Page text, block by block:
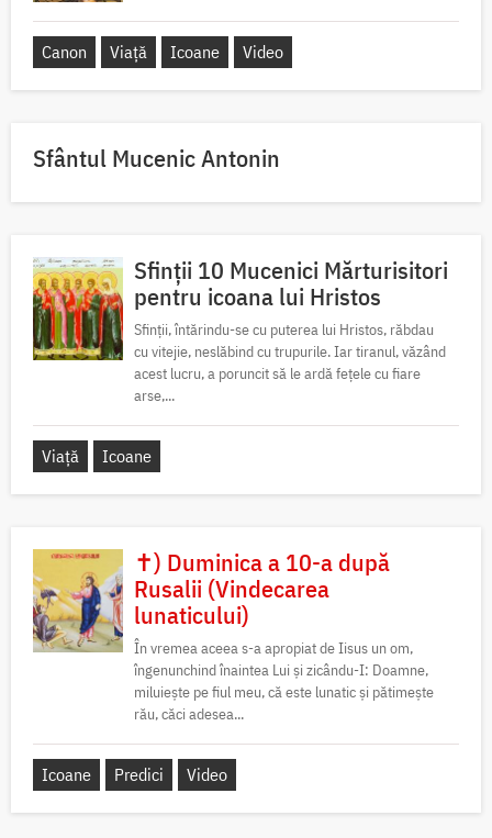
Canon Viață Icoane Video
Sfântul Mucenic Antonin
Sfinții 10 Mucenici Mărturisitori
pentru icoana lui Hristos
Sfinții, întărindu-se cu puterea lui Hristos, răbdau
cu vitejie, neslăbind cu trupurile. Iar tiranul, văzând
acest lucru, a poruncit să le ardă fețele cu fiare
arse,...
Viață Icoane
✝) Duminica a 10-a după
Rusalii (Vindecarea
lunaticului)
În vremea aceea s-a apropiat de Iisus un om,
îngenunchind înaintea Lui și zicându-I: Doamne,
miluiește pe fiul meu, că este lunatic și pătimește
rău, căci adesea...
Icoane Predici Video